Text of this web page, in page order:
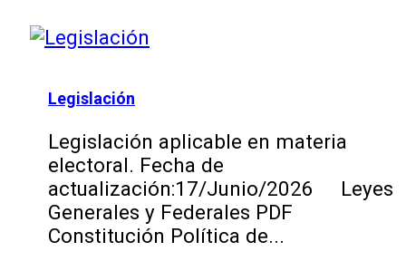
Legislación
Legislación aplicable en materia
electoral. Fecha de
actualización:17/Junio/2026 Leyes
Generales y Federales PDF
Constitución Política de...